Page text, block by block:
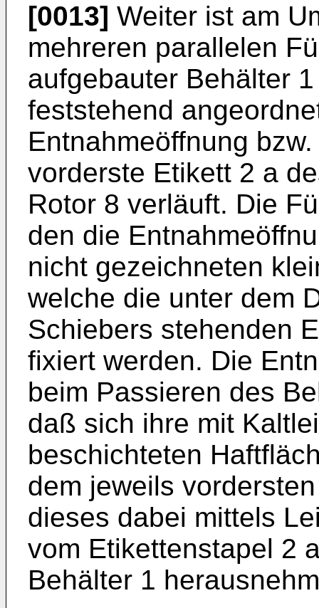
[0013] Weiter ist am
mehreren parallelen
aufgebauter Behälter
feststehend
Entnahmeöffnung
vorderste Etikett 2 a
Rotor 8 verläuft. Die
den die
nicht gezeichneten
welche die unter dem
Schiebers stehenden
fixiert werden. Die
beim Passieren des
daß sich ihre mit
beschichteten
dem jeweils
dieses dabei mittels
vom Etikettenstapel 2
Behälter 1